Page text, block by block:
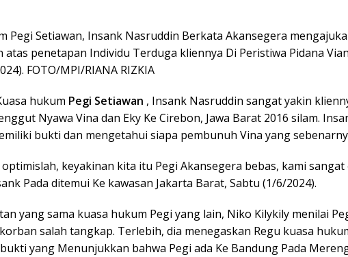
Pegi Setiawan, Insank Nasruddin Berkata Akansegera
atas penetapan Individu Terduga kliennya Di Peristiwa Pidana
FOTO/MPI/RIANA RIZKIA
hukum Pegi Setiawan , Insank Nasruddin sangat yakin
Nyawa Vina dan Eky Ke Cirebon, Jawa Barat 2016 silam.
bukti dan mengetahui siapa pembunuh Vina yang
optimislah, keyakinan kita itu Pegi Akansegera bebas, kami
Pada ditemui Ke kawasan Jakarta Barat, Sabtu (1/6/2024).
yang sama kuasa hukum Pegi yang lain, Niko Kilykily menilai
salah tangkap. Terlebih, dia menegaskan Regu kuasa
yang Menunjukkan bahwa Pegi ada Ke Bandung Pada